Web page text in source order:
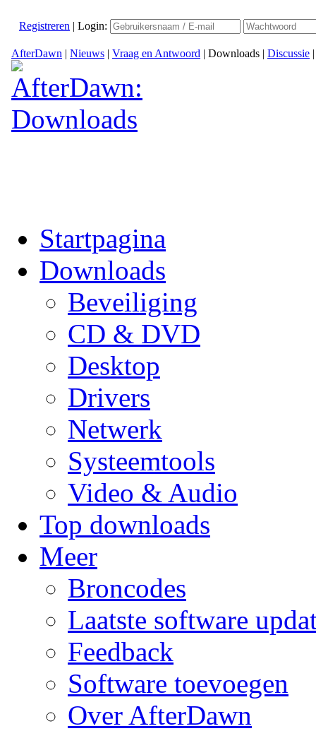
Registreren | Login:
AfterDawn | Nieuws | Vraag en Antwoord | Downloads | Discussie
Startpagina
Downloads
Beveiliging
CD & DVD
Desktop
Drivers
Netwerk
Systeemtools
Video & Audio
Top downloads
Meer
Broncodes
Laatste software
Feedback
Software toevoegen
Over AfterDawn